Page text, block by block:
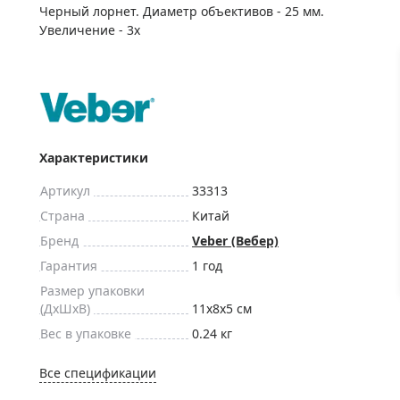
для приборов ночного
оптики по специальным
Глобусы интерактивные
Фонари
Элементы питания, карты
Фотоловушки
Фотооборудование
Мерч
Черный лорнет. Диаметр объективов - 25 мм.
Увеличение - 3х
Характеристики
Артикул
33313
Страна
Китай
Бренд
Veber (Вебер)
Гарантия
1 год
Размер упаковки
(ДxШxВ)
11x8x5 см
Вес в упаковке
0.24 кг
Все спецификации